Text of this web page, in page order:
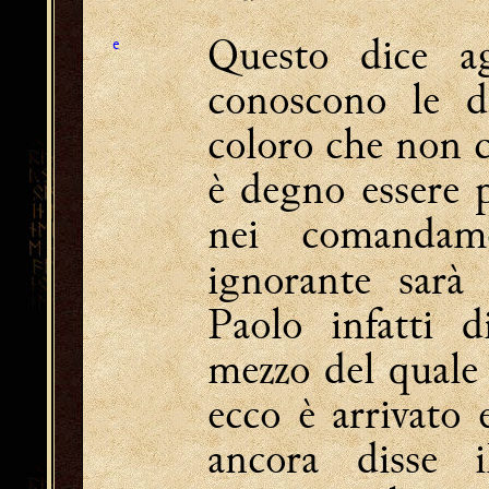
e
Questo dice
conoscono le
coloro che non
è degno
nei
ignorante
Paolo infatti
mezzo del
ecco è arrivato
ancora disse